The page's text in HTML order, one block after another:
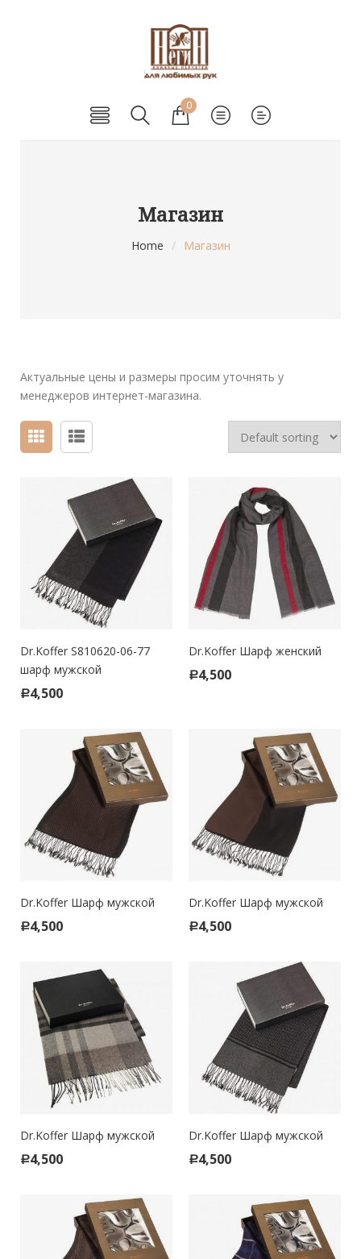
0
Магазин
Home / Магазин
Актуальные цены и размеры просим уточнять у
менеджеров интернет-магазина.
Dr.Koffer S810620-06-77
шарф мужской
Р4,500
Dr.Koffer Шарф женский
Р4,500
Dr.Koffer Шарф мужской
Р4,500
Dr.Koffer Шарф мужской
Р4,500
Dr.Koffer Шарф мужской
Р4,500
Dr.Koffer Шарф мужской
Р4,500